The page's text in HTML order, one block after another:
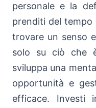
personale e la
prenditi del
trovare un senso
solo su ciò che
sviluppa una
opportunità e
efficace. Investi